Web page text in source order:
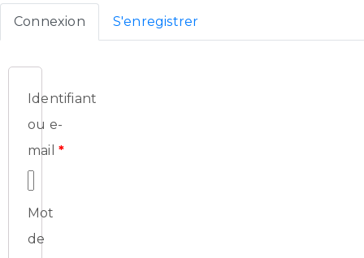
Loft
notre
Magazine
Contact
Connexion S'enregistrer
Identifiant
ou e-
mail*
Mot
de